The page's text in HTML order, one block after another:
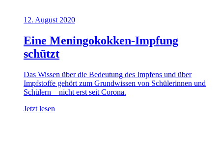
12. August 2020
Eine Meningokokken-Impfung
schützt
Das Wissen über die Bedeutung des Impfens und über
Impfstoffe gehört zum Grundwissen von Schülerinnen und
Schülern – nicht erst seit Corona.
Jetzt lesen